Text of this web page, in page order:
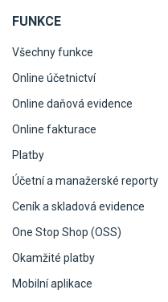
FUNKCE
Všechny funkce
Online účetnictví
Online daňová evidence
Online fakturace
Platby
Účetní a manažerské reporty
Ceník a skladová evidence
One Stop Shop (OSS)
Okamžité platby
Mobilní aplikace